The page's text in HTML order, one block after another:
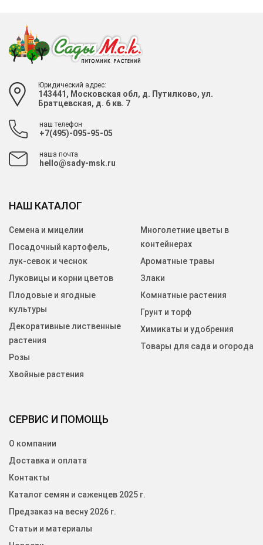
Юридический адрес:
143441, Московская обл, д. Путилково, ул.
Братцевская, д. 6 кв. 7
наш телефон
+7(495)-095-95-05
наша почта
hello@sady-msk.ru
СЕРВИС И ПОМОЩЬ
О компании
Доставка и оплата
Контакты
Каталог семян и саженцев 2025 г.
Предзаказ на весну 2026 г.
Статьи и материалы
НАШ КАТАЛОГ
Семена и мицелии
Посадочный картофель,
лук-севок и чеснок
Луковицы и корни цветов
Плодовые и ягодные
культуры
Декоративные лиственные
растения
Розы
Хвойные растения
Многолетние цветы в
контейнерах
Ароматные травы
Злаки
Комнатные растения
Грунт и торф
Химикаты и удобрения
Товары для сада и огорода